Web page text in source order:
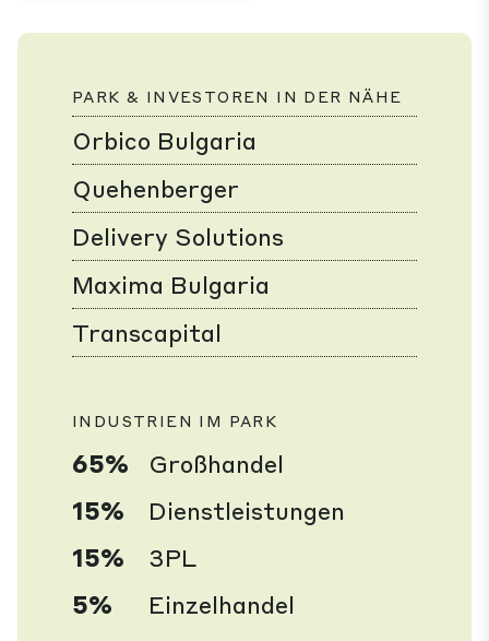
PARK & INVESTOREN IN DER NÄHE
Orbico Bulgaria
Quehenberger
Delivery Solutions
Maxima Bulgaria
Transcapital
INDUSTRIEN IM PARK
65%
Großhandel
15%
Dienstleistungen
15%
3PL
5%
Einzelhandel